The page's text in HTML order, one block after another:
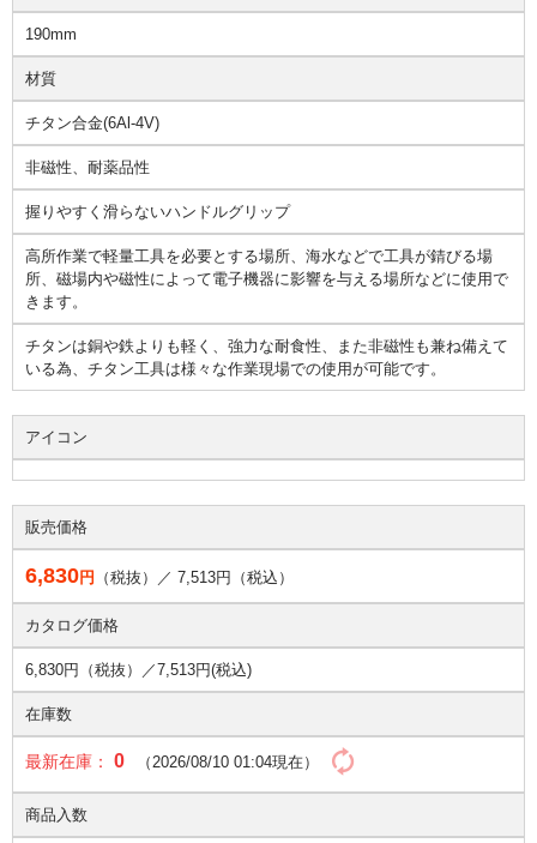
190mm
材質
チタン合金(6Al-4V)
非磁性、耐薬品性
握りやすく滑らないハンドルグリップ
高所作業で軽量工具を必要とする場所、海水などで工具が錆びる場
所、磁場内や磁性によって電子機器に影響を与える場所などに使用で
きます。
チタンは銅や鉄よりも軽く、強力な耐食性、また非磁性も兼ね備えて
いる為、チタン工具は様々な作業現場での使用が可能です。
アイコン
販売価格
6,830円 （税抜）／ 7,513円（税込）
カタログ価格
6,830円（税抜）／7,513円(税込)
在庫数
最新在庫： 0 （2026/08/10 01:04現在）
商品入数